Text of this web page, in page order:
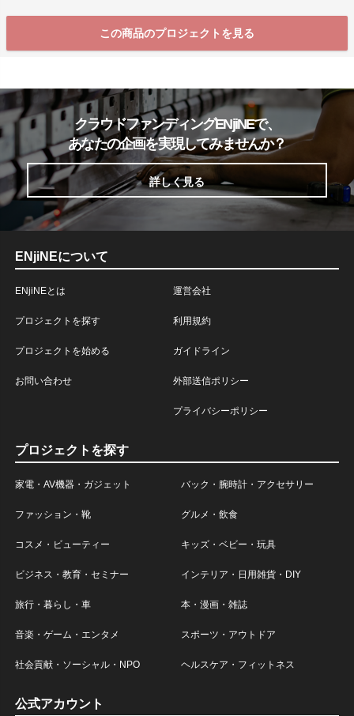
この商品のプロジェクトを見る
クラウドファンディングENjiNEで、
あなたの企画を実現してみませんか？
詳しく見る
ENjiNEについて
ENjiNEとは
プロジェクトを探す
プロジェクトを始める
お問い合わせ
運営会社
利用規約
ガイドライン
外部送信ポリシー
プライバシーポリシー
プロジェクトを探す
家電・AV機器・ガジェット バック・腕時計・アクセサリー
ファッション・靴 グルメ・飲食
コスメ・ビューティー キッズ・ベビー・玩具
ビジネス・教育・セミナー インテリア・日用雑貨・DIY
旅行・暮らし・車 本・漫画・雑誌
音楽・ゲーム・エンタメ スポーツ・アウトドア
社会貢献・ソーシャル・NPO ヘルスケア・フィットネス
公式アカウント